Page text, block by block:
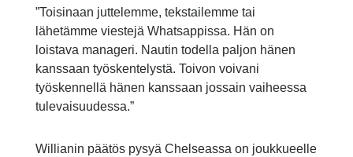
”Toisinaan juttelemme, tekstailemme tai
lähetämme viestejä Whatsappissa. Hän on
loistava manageri. Nautin todella paljon hänen
kanssaan työskentelystä. Toivon voivani
työskennellä hänen kanssaan jossain vaiheessa
tulevaisuudessa.”
Willianin päätös pysyä Chelseassa on joukkueelle